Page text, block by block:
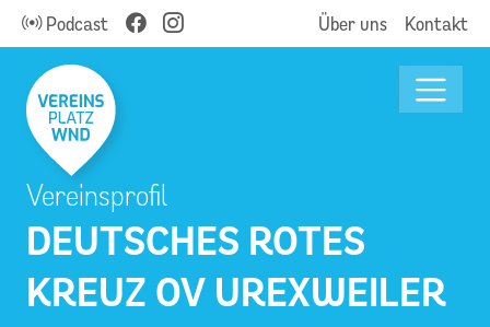
Podcast Über uns Kontakt
DEUTSCHES ROTES
KREUZ OV UREXWEILER
Vereinsprofil